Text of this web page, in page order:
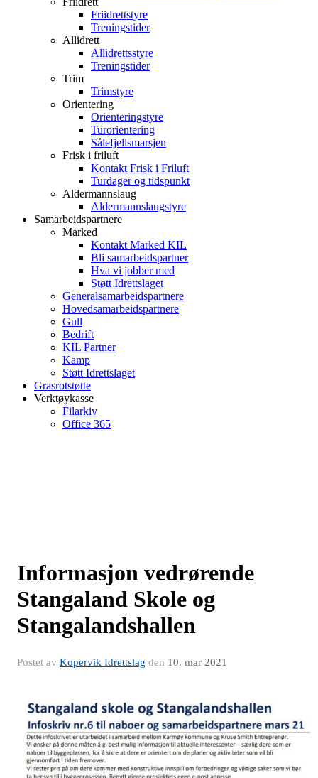
Friidrettstyre
Treningstider
Allidrett
Allidrettsstyre
Treningstider
Trim
Trimstyre
Orientering
Orienteringstyre
Turorientering
Sålefjellsmarsjen
Frisk i friluft
Kontakt Frisk i Friluft
Turdager og tidspunkt
Aldermannslaug
Aldermannslaugstyre
Samarbeidspartnere
Marked
Kontakt Marked KIL
Bli samarbeidspartner
Hva vi jobber med
Støtt Idrettslaget
Generalsamarbeidspartnere
Hovedsamarbeidspartnere
Gull
Bedrift
KIL Partner
Kamp
Støtt Idrettslaget
Grasrotstøtte
Verktøykasse
Filarkiv
Office 365
Informasjon vedrørende
Stangaland Skole og
Stangalandshallen
Postet av Kopervik Idrettslag den 10. mar 2021